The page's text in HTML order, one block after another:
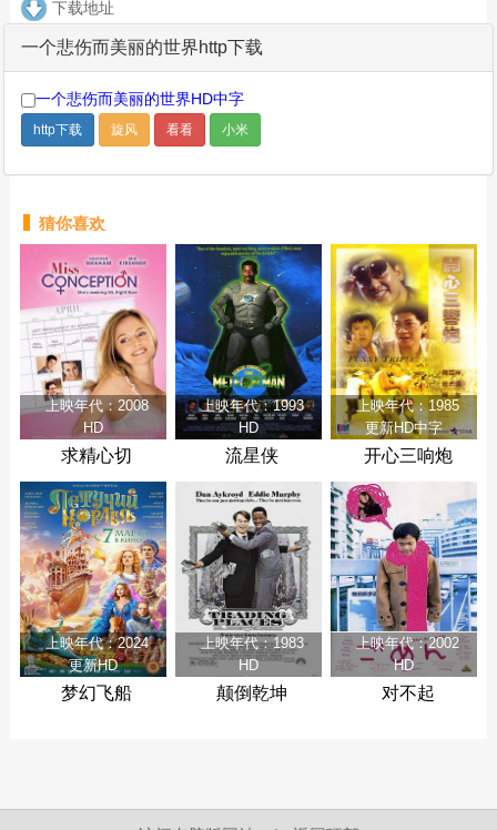
斯米娜，这对错位恋人生活在战火纷飞
撕裂他们的童年、成年与爱情时，一场
即将降临的天文异象，将重置所有过
往。
剧集 简介 评论
下载地址
一个悲伤而美丽的世界http下载
一个悲伤而美丽的世界HD中字
http下载 旋风 看看 小米
猜你喜欢
上映年代：2008
HD
求精心切
上映年代：1993
HD
流星侠
上映年代：1985
更新HD中字
开心三响炮
上映年代：2024
更新HD
梦幻飞船
上映年代：1983
HD
颠倒乾坤
上映年代：2002
HD
对不起